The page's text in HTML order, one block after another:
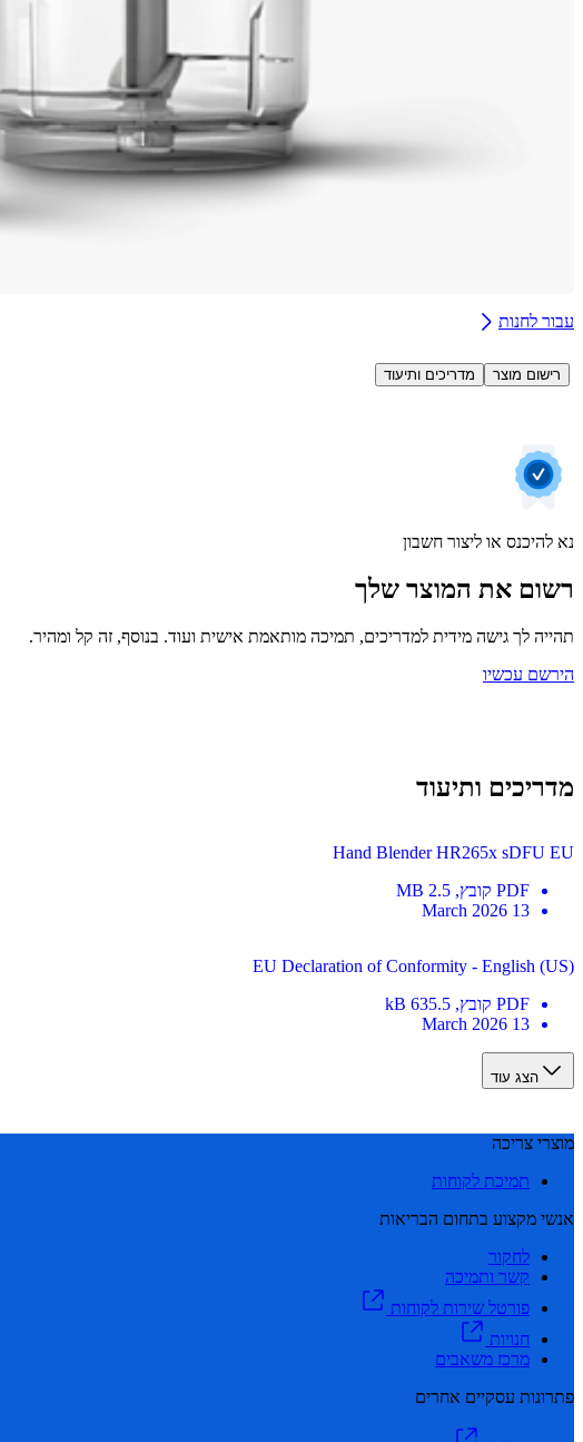
עבור לחנות
רישום מוצר מדריכים ותיעוד
נא להיכנס או ליצור חשבון
רשום את המוצר שלך
תהייה לך גישה מידית למדריכים, תמיכה מותאמת אישית ועוד. בנוסף, זה קל ומהיר.
הירשם עכשיו
מדריכים ותיעוד
Hand Blender HR265x sDFU EU
PDF קובץ, 2.5 MB
13 March 2026
EU Declaration of Conformity - English (US)
PDF קובץ, 635.5 kB
13 March 2026
הצג עוד
מוצרי צריכה
תמיכת לקוחות
אנשי מקצוע בתחום הבריאות
לחקור
קשר ותמיכה
פורטל שירות לקוחות
חנויות
מרכז משאבים
פתרונות עסקיים אחרים